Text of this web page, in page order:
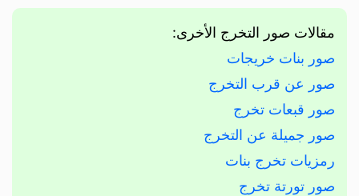
مقالات صور التخرج الأخرى:
صور بنات خريجات
صور عن قرب التخرج
صور قبعات تخرج
صور جميلة عن التخرج
رمزيات تخرج بنات
صور تورتة تخرج